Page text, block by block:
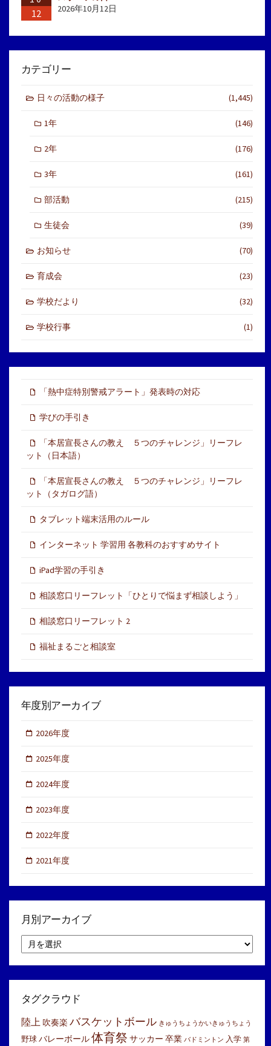
12
2026年10月12日
カテゴリー
日々の活動の様子 (1,445)
1年 (146)
2年 (176)
3年 (161)
部活動 (215)
生徒会 (39)
お知らせ (70)
育成会 (23)
学校だより (32)
学校行事 (1)
「熱中症特別警戒アラート」発表時の対応
学びの手引き
「本居宣長さんの教え ５つのチャレンジ」リーフレ
ット（日本語）
「本居宣長さんの教え ５つのチャレンジ」リーフレ
ット（タガログ語）
タブレット端末活用のルール
インターネット 学習用 各教科のおすすめサイト
iPad学習の手引き
相談窓口リーフレット「ひとりで悩まず相談しよう」
相談窓口リーフレット 2
福祉まるごと相談室
年度別アーカイブ
2026年度
2025年度
2024年度
2023年度
2022年度
2021年度
月別アーカイブ
別
ア
イ
タグクラウド
陸上 吹奏楽 バスケットボール きゅうちょうかいきゅうちょう
野球 バレーボール体育祭 サッカー 卒業 バドミントン 入学 第